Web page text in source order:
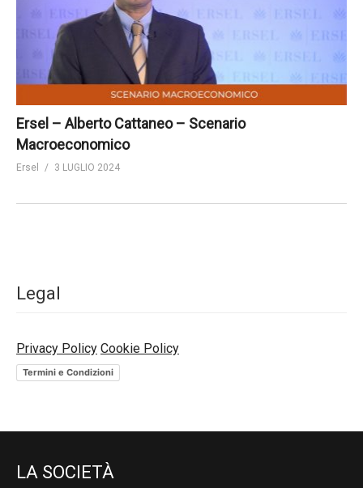
Ersel – Alberto Cattaneo – Scenario
Macroeconomico
Ersel 3 LUGLIO 2024
Legal
Privacy Policy Cookie Policy
Termini e Condizioni
LA SOCIETÀ